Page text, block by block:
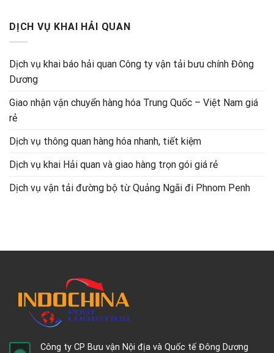
DỊCH VỤ KHAI HẢI QUAN
Dịch vụ khai báo hải quan Công ty vận tải bưu chính Đông
Dương
Giao nhận vận chuyển hàng hóa Trung Quốc – Việt Nam giá
rẻ
Dịch vụ thông quan hàng hóa nhanh, tiết kiệm
Dịch vụ khai Hải quan và giao hàng trọn gói giá rẻ
Dịch vụ vận tải đường bộ từ Quảng Ngãi đi Phnom Penh
Công ty CP Bưu vận Nội địa và Quốc tế Đông Dương